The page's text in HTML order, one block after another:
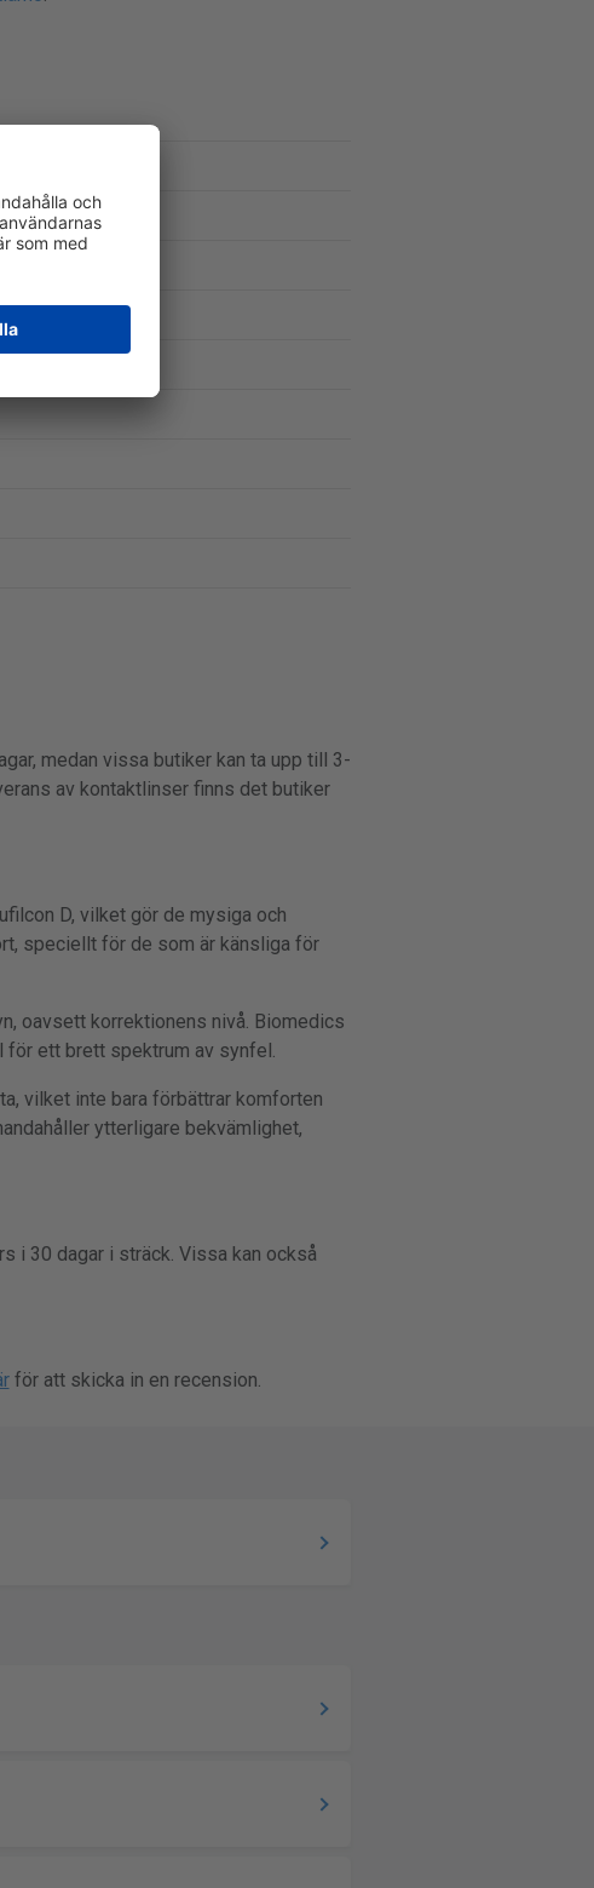
medan vissa butiker kan ta upp till 3-
av kontaktlinser finns det butiker
D, vilket gör de mysiga och
speciellt för de som är känsliga för
oavsett korrektionens nivå. Biomedics
för ett brett spektrum av synfel.
vilket inte bara förbättrar komforten
ytterligare bekvämlighet,
i 30 dagar i sträck. Vissa kan också
för att skicka in en recension.